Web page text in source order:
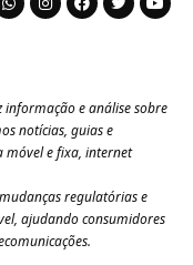
e análise sobre
notícias, guias e
móvel e fixa, internet
regulatórias e
ajudando consumidores